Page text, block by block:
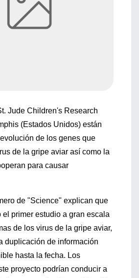
Jude Children's Research
(Estados Unidos) están
de los genes que
de la gripe aviar así como la
para causar
de "Science" explican que
el primer estudio a gran escala
de los virus de la gripe aviar,
duplicación de información
hasta la fecha. Los
proyecto podrían conducir a